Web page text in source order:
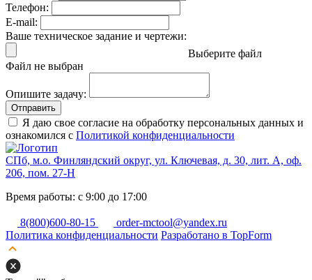
Телефон:
E-mail:
Ваше техническое задание и чертежи:
Выберите файл
Файл не выбран
Опишите задачу:
Отправить
Я даю свое согласие на обработку персональных данных и
ознакомился с Политикой конфиденциальности
СПб, м.о. Финляндский округ, ул. Ключевая, д. 30, лит. А, оф.
206, пом. 27-Н
Время работы: с 9:00 до 17:00
8(800)600-80-15
order-mctool@yandex.ru
Политика конфиденциальности Разработано в TopForm